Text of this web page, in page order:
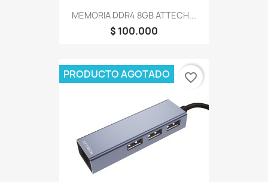
MEMORIA DDR4 8GB ATTECH...
$ 100.000
PRODUCTO AGOTADO favorite_border